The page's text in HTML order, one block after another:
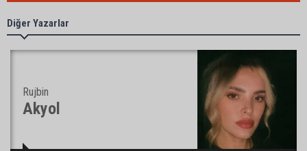
Diğer Yazarlar
Rujbin
Akyol